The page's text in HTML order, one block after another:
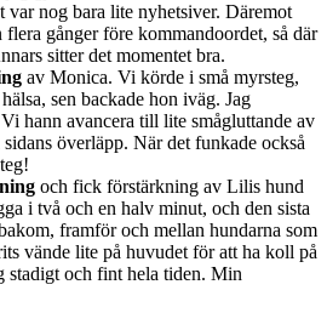
var nog bara lite nyhetsiver. Däremot
gånger före kommandoordet, så där
sitter det momentet bra.
av Monica. Vi körde i små myrsteg,
sen backade hon iväg. Jag
hann avancera till lite smågluttande av
överläpp. När det funkade också
och fick förstärkning av Lilis hund
i två och en halv minut, och den sista
framför och mellan hundarna som
vände lite på huvudet för att ha koll på
stadigt och fint hela tiden. Min